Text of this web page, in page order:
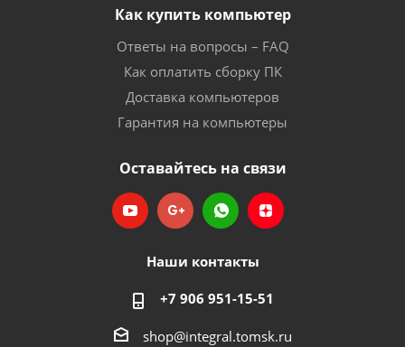
Как купить компьютер
Ответы на вопросы – FAQ
Как оплатить сборку ПК
Доставка компьютеров
Гарантия на компьютеры
Оставайтесь на связи
Наши контакты
+7 906 951-15-51
shop@integral.tomsk.ru